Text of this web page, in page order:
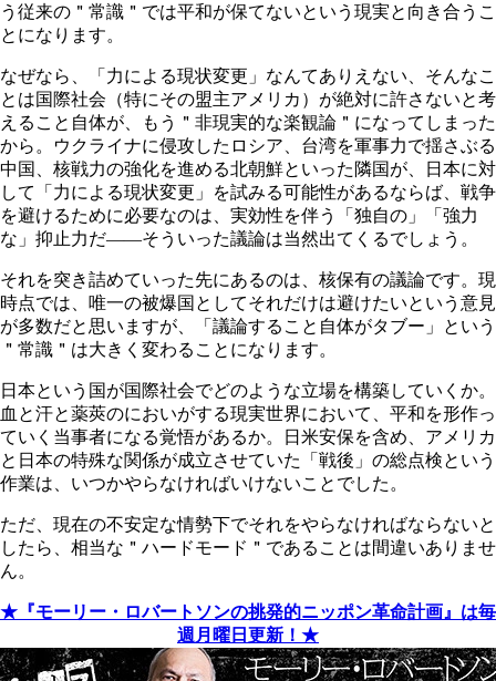
う従来の＂常識＂では平和が保てないという現実と向き合うこ
とになります。
なぜなら、「力による現状変更」なんてありえない、そんなこ
とは国際社会（特にその盟主アメリカ）が絶対に許さないと考
えること自体が、もう＂非現実的な楽観論＂になってしまった
から。ウクライナに侵攻したロシア、台湾を軍事力で揺さぶる
中国、核戦力の強化を進める北朝鮮といった隣国が、日本に対
して「力による現状変更」を試みる可能性があるならば、戦争
を避けるために必要なのは、実効性を伴う「独自の」「強力
な」抑止力だ――そういった議論は当然出てくるでしょう。
それを突き詰めていった先にあるのは、核保有の議論です。現
時点では、唯一の被爆国としてそれだけは避けたいという意見
が多数だと思いますが、「議論すること自体がタブー」という
＂常識＂は大きく変わることになります。
日本という国が国際社会でどのような立場を構築していくか。
血と汗と薬莢のにおいがする現実世界において、平和を形作っ
ていく当事者になる覚悟があるか。日米安保を含め、アメリカ
と日本の特殊な関係が成立させていた「戦後」の総点検という
作業は、いつかやらなければいけないことでした。
ただ、現在の不安定な情勢下でそれをやらなければならないと
したら、相当な＂ハードモード＂であることは間違いありませ
ん。
★『モーリー・ロバートソンの挑発的ニッポン革命計画』は毎
週月曜日更新！★